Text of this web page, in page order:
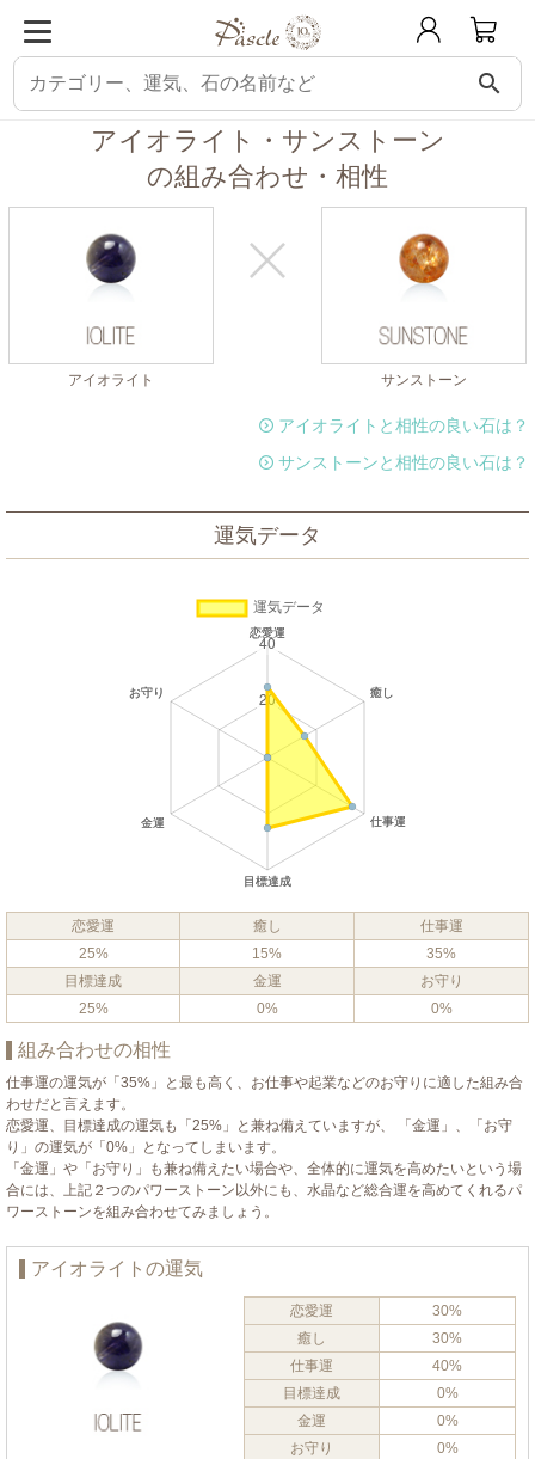
search
パスクル 組み合わせ・相性チェック アイオライトと相性の良い石 アイ
アイオライト・サンストーン
の組み合わせ・相性
アイオライト サンストーン
アイオライトと相性の良い石は？
サンストーンと相性の良い石は？
運気データ
恋愛運 癒し
仕事運
25%
15%
35%
目標達成
金運
お守り
25%
0% 0%
組み合わせの相性
仕事運の運気が「35%」と最も高く、お仕事や起業などのお守りに適した組み合
わせだと言えます。
恋愛運、目標達成の運気も「25%」と兼ね備えていますが、 「金運」、「お守
り」の運気が「0%」となってしまいます。
「金運」や「お守り」も兼ね備えたい場合や、全体的に運気を高めたいという場
合には、上記２つのパワーストーン以外にも、水晶など総合運を高めてくれるパ
ワーストーンを組み合わせてみましょう。
アイオライトの運気
恋愛運
30%
癒し
30%
仕事運
40%
目標達成
0%
金運
0%
お守り
0%